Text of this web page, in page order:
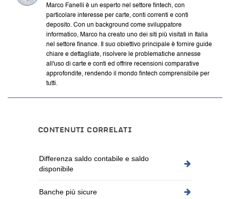
Marco Fanelli è un esperto nel settore fintech, con
particolare interesse per carte, conti correnti e conti
deposito. Con un background come sviluppatore
informatico, Marco ha creato uno dei siti più visitati in Italia
nel settore finance. Il suo obiettivo principale è fornire guide
chiare e dettagliate, risolvere le problematiche annesse
all'uso di carte e conti ed offrire recensioni comparative
approfondite, rendendo il mondo fintech comprensibile per
tutti.
CONTENUTI CORRELATI
Differenza saldo contabile e saldo
disponibile
Banche più sicure